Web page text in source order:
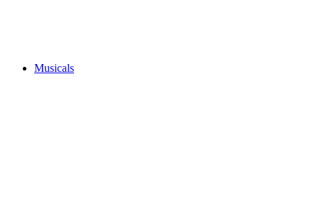
Musicals